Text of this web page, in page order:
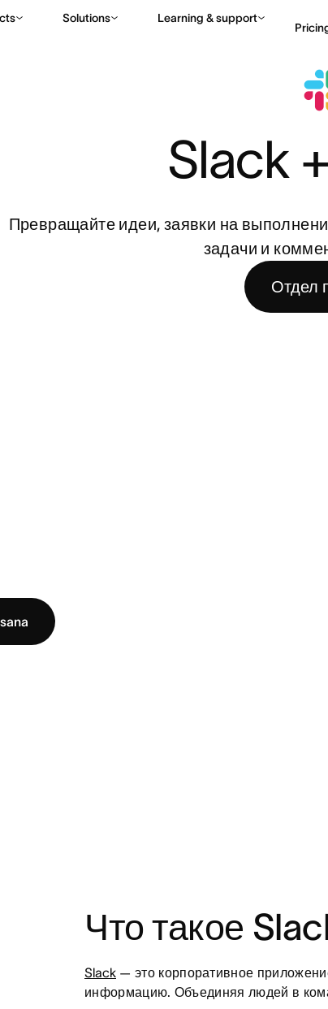
Solutions Learning & support
Slack
Превращайте идеи, заявки на
задачи и
Отдел
Что такое
Slack — это корпоративное
информацию. Объединяя людей в